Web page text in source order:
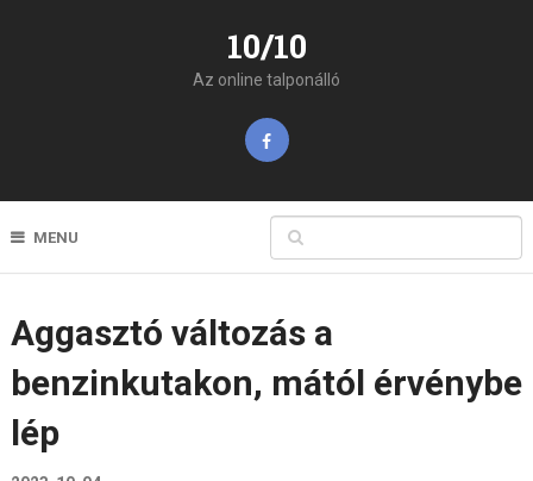
10/10
Az online talponálló
MENU
Aggasztó változás a
benzinkutakon, mától érvénybe
lép